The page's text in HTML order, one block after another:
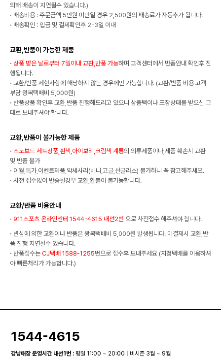
의해 배송이 지연될수 있습니다.)
· 배송비용 : 주문금액 5만원 미만일 경우 2,500원의 배송료가 자동추가 됩니다.
· 배송확인 : 입금 및 결제확인후 2-3일 이내
교환,반품이 가능한 제품
· 상품 받은 날로부터 7일이내 교환,반품 가능하며 고객센터에서 반품안내 확인후 진
행됩니다.
· 교환/반품 제한사항에 해당하지 않는 경우에만 가능합니다. (교환/반품 비용 고객
부담 왕복택배비 5,000원)
· 반품상품 확인후 교환,반품 진행해드리고 있으니 상품택이나 포장상태를 받으신 그
대로 보내주셔야 합니다.
교환,반품이 불가능한 제품
· 스노보드 세트상품,흰색,아이보리,크림색 계통의 의류제품이나,제품 훼손시 교환
및 반품 불가
· 이월,특가,이벤트제품,악세사리(비니,고글,선글라스) 불가하니 꼭 참고해주세요.
· 사전 접수없이 반송될경우 교환,환불이 불가능합니다.
교환/반품 비용안내
· 911스포츠 온라인센터 1544-4615 내선2번 으로 사전접수 해주셔야 합니다.
· 변심에 의한 교환이나 반품은 왕복택배비 5,000원 발생됩니다. 미결제시 교환,반
품 진행 지연될수 있습니다.
· 반품접수는 CJ택배 1588-1255번으로 접수후 보내주세요 (지정택배를 이용하셔
야 빠른처리가 가능합니다.)
1544-4615
강남매장 운영시간 내선1번 : 평일 11:00 ~ 20:00 | 비시즌 3월 ~ 9월